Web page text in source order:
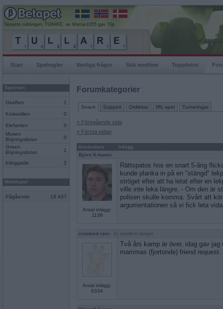
Senaste rullningen, TUllARE, av Marran1955 gav 70p
Start Spelregler Vanliga frågor Sök medlem Topplistor
Spelrum
Giraffen 1
Krokodilen 0
Elefanten
0
Musen
Böjningslistan
0
Grisen
Böjningslistan
1
Inloggade 2
Mobilspel
Pågående 18 437
Forumkategorier
Snack Support Ordlekar IRL-spel Turneringar
« Föregående sida
« Första sidan
Användare
Inlägg
Björn K-hamn
Antal inlägg:
1136
Rättspatos hos en snart 5-årig
kunde planka in på en "stängd"
ströget efter att ha letat efter en
ville inte leka längre, - Om den är
polisen skulle komma. Svårt att
argumentationen så vi fick leta
crooked rain - Ej medlem längre
Antal inlägg:
6334
Två års kamp är över, idag gav jag
mammas (fjortonde) friend